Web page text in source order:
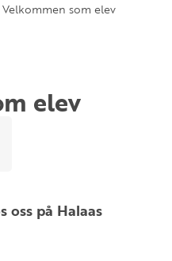
Velkommen som elev
elev
oss på Halaas